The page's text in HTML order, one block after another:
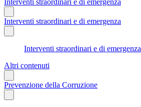
Interventi straordinari e di emergenza
Interventi straordinari e di emergenza
Altri contenuti
Prevenzione della Corruzione